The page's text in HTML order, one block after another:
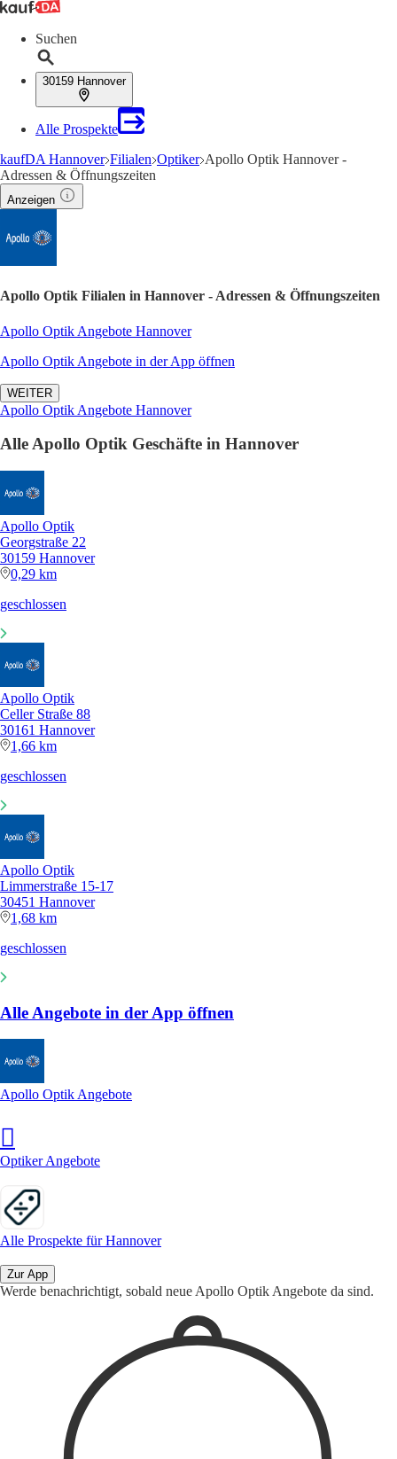
Suchen
30159 Hannover
Alle Prospekte
kaufDA Hannover Filialen Optiker Apollo Optik Hannover -
Adressen & Öffnungszeiten
Anzeigen
Apollo Optik Filialen in Hannover - Adressen & Öffnungszeiten
Apollo Optik Angebote Hannover
Apollo Optik Angebote in der App öffnen
WEITER
Apollo Optik Angebote Hannover
Alle Apollo Optik Geschäfte in Hannover
Apollo Optik
Georgstraße 22
30159 Hannover
0,29 km
geschlossen
Apollo Optik
Celler Straße 88
30161 Hannover
1,66 km
geschlossen
Apollo Optik
Limmerstraße 15-17
30451 Hannover
1,68 km
geschlossen
Alle Angebote in der App öffnen
Apollo Optik Angebote
Optiker Angebote
Alle Prospekte für Hannover
Zur App
Werde benachrichtigt, sobald neue Apollo Optik Angebote da sind.